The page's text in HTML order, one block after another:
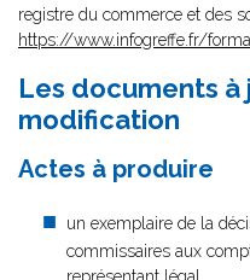
registre du commerce et des
https://www.infogreffe.fr/
Les documents
modification
Actes à produire
un exemplaire de la
commissaires aux